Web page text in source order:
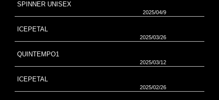
SPINNER UNISEX
2025/04/9
ICEPETAL
2025/03/26
QUINTEMPO1
2025/03/12
ICEPETAL
2025/02/26